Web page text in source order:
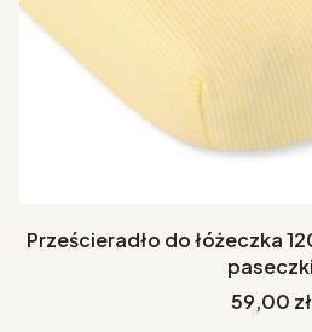
Prześcieradło do łóżeczka
paseczki
Cena
59,00 zł